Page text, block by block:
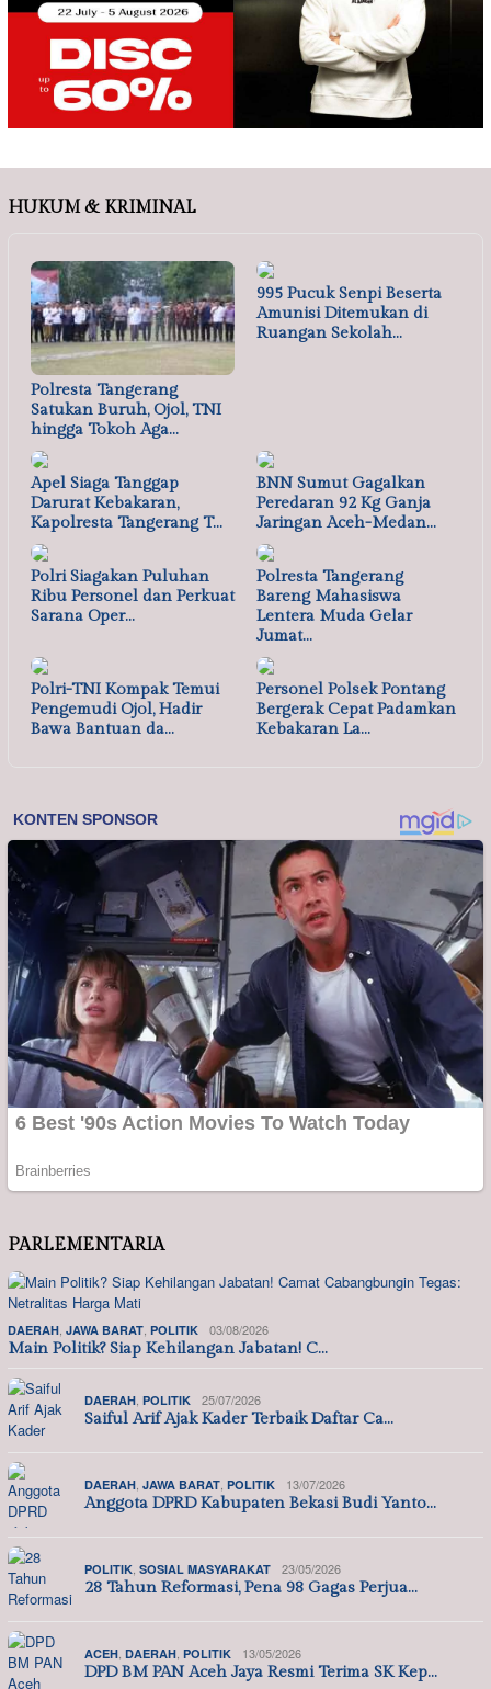
HUKUM & KRIMINAL
Polresta Tangerang
Satukan Buruh, Ojol, TNI
hingga Tokoh Aga…
995 Pucuk Senpi Beserta
Amunisi Ditemukan di
Ruangan Sekolah…
Apel Siaga Tanggap
Darurat Kebakaran,
Kapolresta Tangerang T…
BNN Sumut Gagalkan
Peredaran 92 Kg Ganja
Jaringan Aceh-Medan…
Polri Siagakan Puluhan
Ribu Personel dan Perkuat
Sarana Oper…
Polresta Tangerang
Bareng Mahasiswa
Lentera Muda Gelar
Jumat…
Polri-TNI Kompak Temui
Pengemudi Ojol, Hadir
Bawa Bantuan da…
Personel Polsek Pontang
Bergerak Cepat Padamkan
Kebakaran La…
PARLEMENTARIA
DAERAH JAWA BARAT POLITIK 03/08/2026
Main Politik? Siap Kehilangan Jabatan! C…
DAERAH POLITIK 25/07/2026
Saiful Arif Ajak Kader Terbaik Daftar Ca…
DAERAH JAWA BARAT POLITIK 13/07/2026
Anggota DPRD Kabupaten Bekasi Budi Yanto…
POLITIK SOSIAL MASYARAKAT 23/05/2026
28 Tahun Reformasi, Pena 98 Gagas Perjua…
ACEH DAERAH POLITIK 13/05/2026
DPD BM PAN Aceh Jaya Resmi Terima SK Kep…